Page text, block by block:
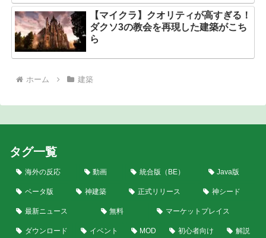
【マイクラ】クオリティが高すぎる！
ダクソ3の教会を再現した建築がこち
ら
ホーム 建築
タグ一覧
海外の反応 動画 統合版（BE） Java版
ベータ版 神建築 正式リリース 神シード
最新ニュース 無料 マーケットプレイス
ダウンロード イベント MOD 初心者向け 解説